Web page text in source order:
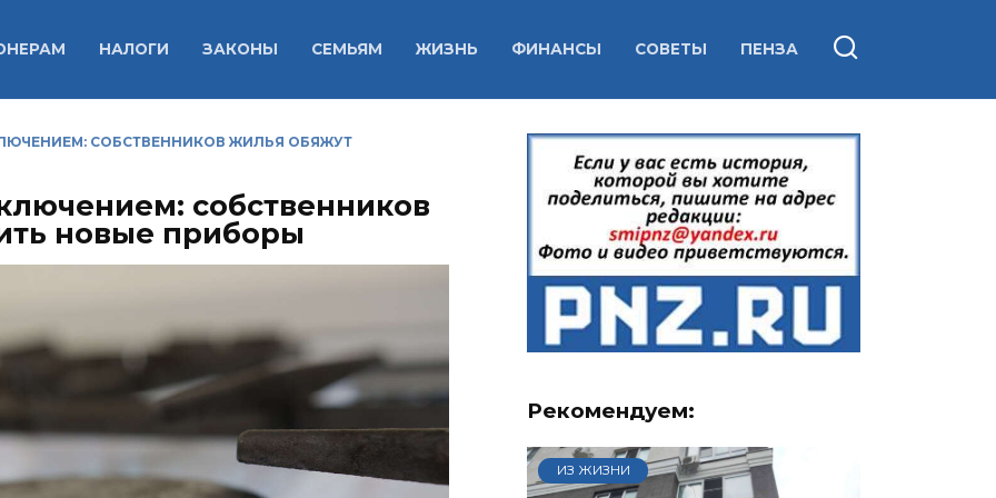
НАЛОГИ ЗАКОНЫ СЕМЬЯМ ЖИЗНЬ ФИНАНСЫ СОВЕТЫ ПЕНЗА
СОБСТВЕННИКОВ ЖИЛЬЯ ОБЯЖУТ
собственников
новые приборы
Рекомендуем:
ИЗ ЖИЗНИ